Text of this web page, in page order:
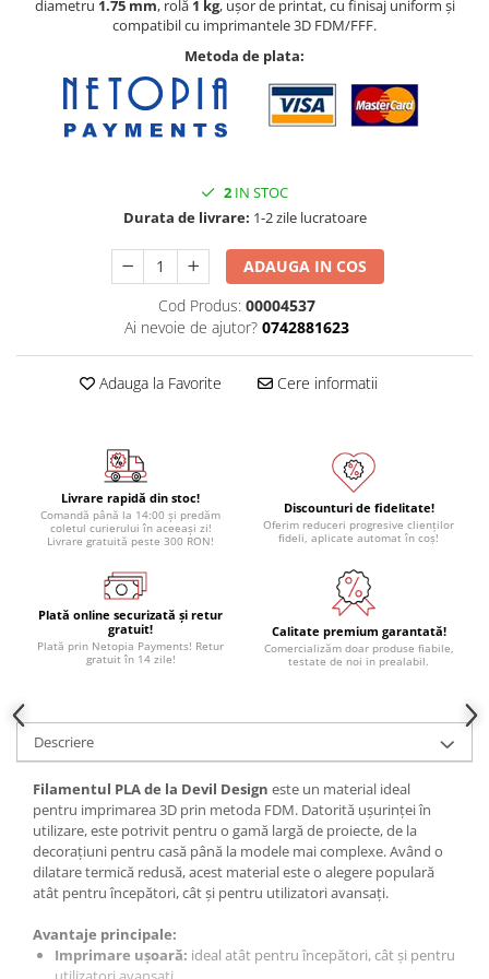
Module atasabile Arduino
Senzori Arduino
pentru Arduino
Termostate
Ecrane LCD, TFT, OLED
Motoare si variatoare
Variatoare turatie motoare
Surse de alimentare
Invertoare DC-AC
Panouri solare
Scule si aparate de masura
Aparate de masura si testare
Scule manuale si electrice
Lipit si accesorii lipit
Cabluri, conectori si izolatie
incalzire
Echipamente si accesorii banc
de lucru
Cabluri si conectori
Cabluri si adaptoare
Conectori, mufe si blocuri
terminale
Componente electronice
Rezistente si termistori
diametru 1.75 mm, rolă 1 kg, ușor de printat, cu finisaj uniform și
compatibil cu imprimantele 3D FDM/FFF.
Metoda de plata:
2 IN STOC
Durata de livrare: 1-2 zile lucratoare
ADAUGA IN COS
Cod Produs: 00004537
Ai nevoie de ajutor? 0742881623
Adauga la Favorite Cere informatii
Livrare rapidă din stoc!
Comandă până la 14:00 și predăm
coletul curierului în aceeași zi!
Livrare gratuită peste 300 RON!
Discounturi de fidelitate!
Oferim reduceri progresive clienților
fideli, aplicate automat în coș!
Plată online securizată și retur
gratuit!
Plată prin Netopia Payments! Retur
gratuit în 14 zile!
Calitate premium garantată!
Comercializăm doar produse fiabile,
testate de noi in prealabil.
Descriere
Filamentul PLA de la Devil Design este un material ideal
pentru imprimarea 3D prin metoda FDM. Datorită ușurinței în
utilizare, este potrivit pentru o gamă largă de proiecte, de la
decorațiuni pentru casă până la modele mai complexe. Având o
dilatare termică redusă, acest material este o alegere populară
atât pentru începători, cât și pentru utilizatori avansați.
Avantaje principale:
Imprimare ușoară: ideal atât pentru începători, cât și pentru